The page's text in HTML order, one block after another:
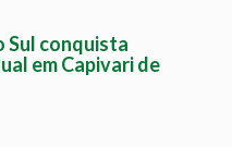
Sul conquista
em Capivari de